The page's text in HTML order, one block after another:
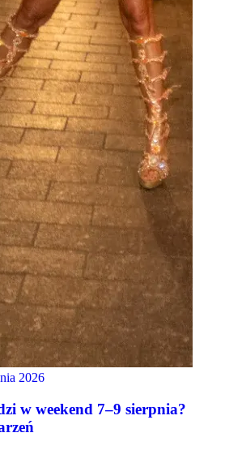
2026
w weekend 7–9 sierpnia?